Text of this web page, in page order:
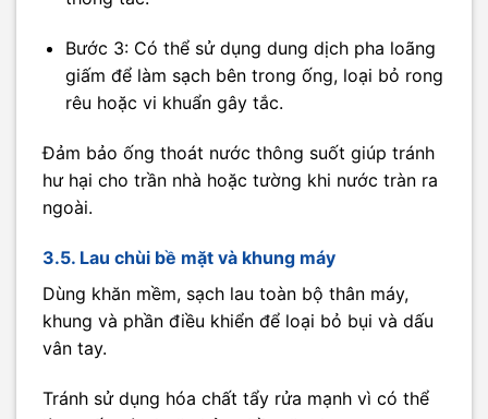
Bước 3: Có thể sử dụng dung dịch pha loãng
giấm để làm sạch bên trong ống, loại bỏ rong
rêu hoặc vi khuẩn gây tắc.
Đảm bảo ống thoát nước thông suốt giúp tránh
hư hại cho trần nhà hoặc tường khi nước tràn ra
ngoài.
3.5. Lau chùi bề mặt và khung máy
Dùng khăn mềm, sạch lau toàn bộ thân máy,
khung và phần điều khiển để loại bỏ bụi và dấu
vân tay.
Tránh sử dụng hóa chất tẩy rửa mạnh vì có thể